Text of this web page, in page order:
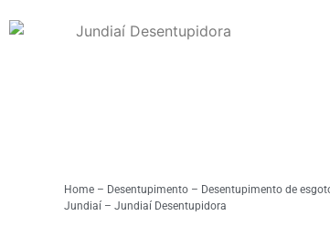
Home – Desentupimento – Desentupimento de
Jundiaí – Jundiaí Desentupidora